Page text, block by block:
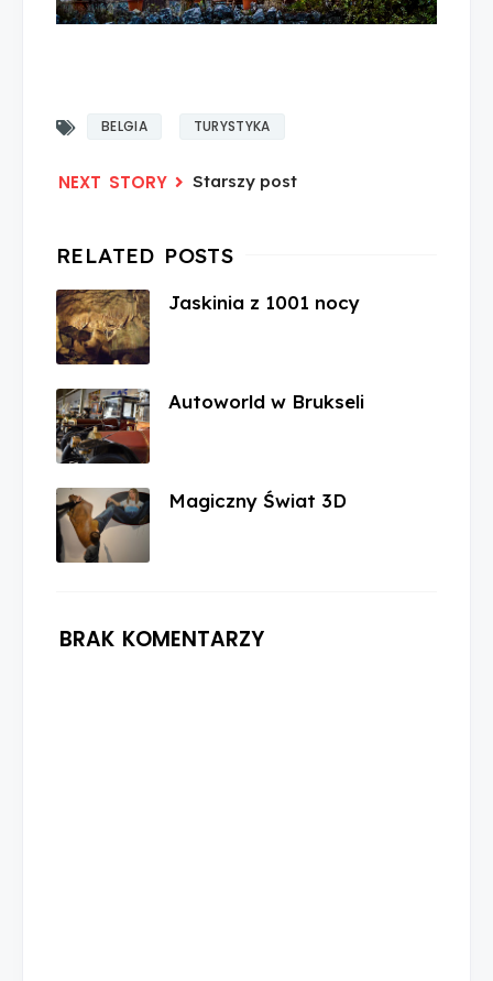
BELGIA TURYSTYKA
Starszy post
Jaskinia z 1001 nocy
Autoworld w Brukseli
Magiczny Świat 3D
BRAK KOMENTARZY